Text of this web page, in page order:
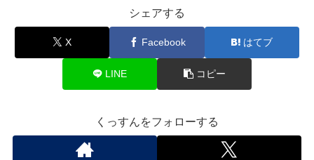
シェアする
X Facebook はてブ
LINE コピー
くっすんをフォローする